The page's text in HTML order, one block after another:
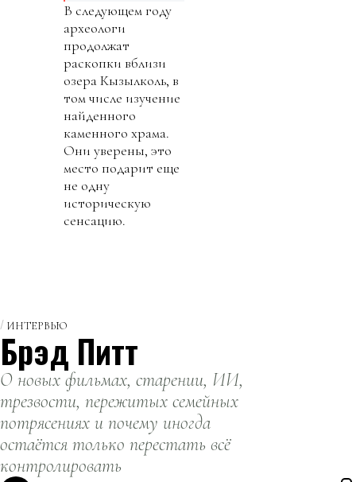
В следующем году
археологи
продолжат
раскопки вблизи
озера Кызылколь, в
том числе изучение
найденного
каменного храма.
Они уверены, это
место подарит еще
не одну
историческую
сенсацию.
ИНТЕРВЬЮ
Брэд Питт
О новых фильмах, старении, ИИ,
трезвости, пережитых семейных
потрясениях и почему иногда
остаётся только перестать всё
контролировать